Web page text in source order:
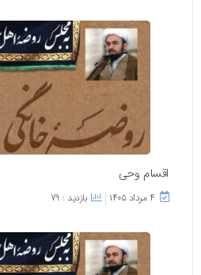
اقسام وحی
۴ مرداد ۱۴۰۵ بازدید : 79